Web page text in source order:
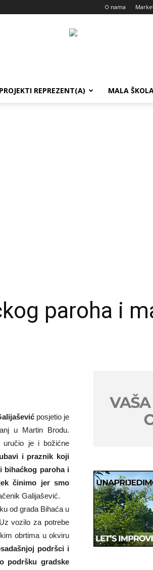
O nama
PROJEKTI REPREZENT(A) MALA
paroha i
posjetio je
u Martin Brodu.
uručio je i božićne
i praznik koji
bihaćkog paroha i
činimo jer smo
Galijašević.
od grada Bihaća u
vozilo za potrebe
obrtima u okviru
podršci i
podršku gradske